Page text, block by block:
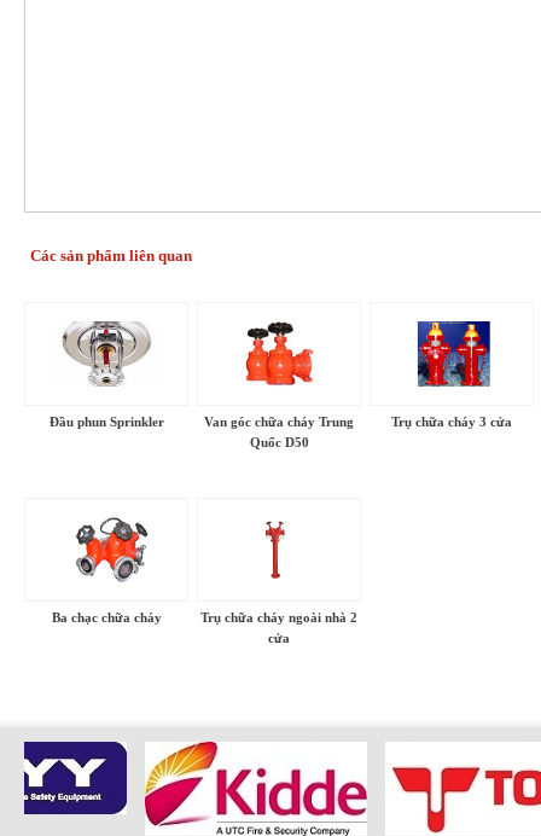
Các sản phẩm liên quan
Đầu phun Sprinkler
Van góc chữa cháy Trung
Quốc D50
Trụ chữa cháy 3 cửa
Ba chạc chữa cháy
Trụ chữa cháy ngoài nhà 2
cửa